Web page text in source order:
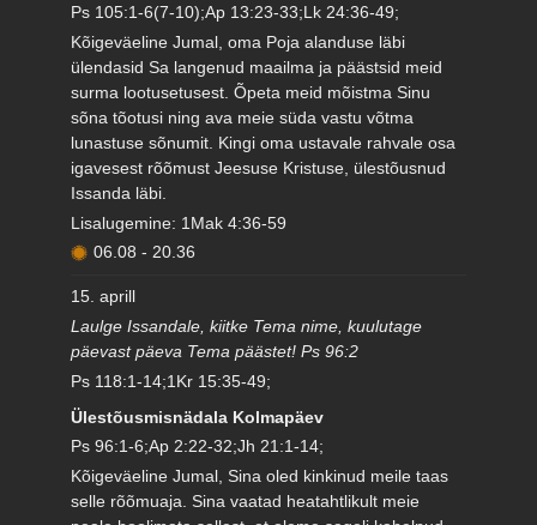
Ps 105:1-6(7-10);Ap 13:23-33;Lk 24:36-49;
Kõigeväeline Jumal, oma Poja alanduse läbi
ülendasid Sa langenud maailma ja päästsid meid
surma lootusetusest. Õpeta meid mõistma Sinu
sõna tõotusi ning ava meie süda vastu võtma
lunastuse sõnumit. Kingi oma ustavale rahvale osa
igavesest rõõmust Jeesuse Kristuse, ülestõusnud
Issanda läbi.
Lisalugemine: 1Mak 4:36-59
06.08 - 20.36
15. aprill
Laulge Issandale, kiitke Tema nime, kuulutage
päevast päeva Tema päästet! Ps 96:2
Ps 118:1-14;1Kr 15:35-49;
Ülestõusmisnädala Kolmapäev
Ps 96:1-6;Ap 2:22-32;Jh 21:1-14;
Kõigeväeline Jumal, Sina oled kinkinud meile taas
selle rõõmuaja. Sina vaatad heatahtlikult meie